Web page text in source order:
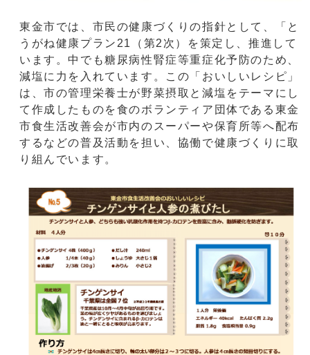
東金市では、市民の健康づくりの指針として、「と
うがね健康プラン21（第2次）を策定し、推進して
います。中でも糖尿病性腎症等重症化予防のため、
減塩に力を入れています。この「おいしいレシピ」
は、市の管理栄養士が野菜摂取と減塩をテーマにし
て作成したものを食のボランティア団体である東金
市食生活改善会が市内のスーパーや保育所等へ配布
するなどの普及活動を担い、協働で健康づくりに取
り組んでいます。